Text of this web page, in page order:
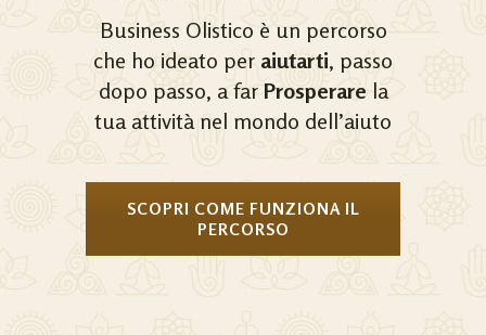
Business Olistico è un percorso
che ho ideato per aiutarti, passo
dopo passo, a farProsperare la
tua attività nel mondo dell’aiuto
SCOPRI COME FUNZIONA IL
PERCORSO